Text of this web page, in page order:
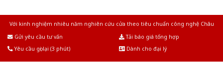
Với kinh nghiệm nhiêu năm nghiên cứu cửa theo tiêu chuẩn công nghệ Châu
Gửi yêu cầu tư vấn
Tải báo giá tổng hợp
Yêu cầu gọi lại (3 phút)
Dành cho đại lý